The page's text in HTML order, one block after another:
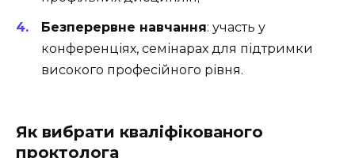
Безперервне навчання: участь у
конференціях, семінарах для підтримки
високого професійного рівня.
Як вибрати кваліфікованого
проктолога